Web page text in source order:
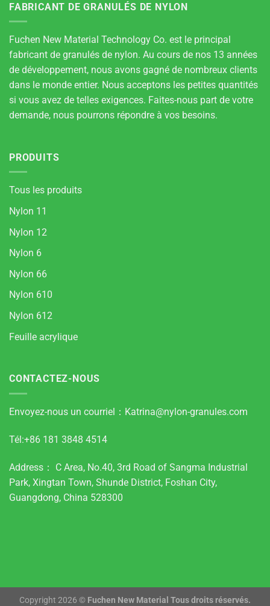
FABRICANT DE GRANULÉS DE NYLON
Fuchen New Material Technology Co. est le principal
fabricant de granulés de nylon. Au cours de nos 13 années
de développement, nous avons gagné de nombreux clients
dans le monde entier. Nous acceptons les petites quantités
si vous avez de telles exigences. Faites-nous part de votre
demande, nous pourrons répondre à vos besoins.
PRODUITS
Tous les produits
Nylon 11
Nylon 12
Nylon 6
Nylon 66
Nylon 610
Nylon 612
Feuille acrylique
CONTACTEZ-NOUS
Envoyez-nous un courriel： Katrina@nylon-granules.com
Tél:+86 181 3848 4514
Address： C Area, No.40, 3rd Road of Sangma Industrial
Park, Xingtan Town, Shunde District, Foshan City,
Guangdong, China 528300
Copyright 2026 © Fuchen New Material Tous droits réservés.